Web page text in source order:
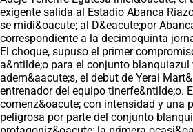
exigente salida al Estadio Abanca
se midi&oacute; al D&eacute;por
correspondiente a la decimoquinta
El choque, supuso el primer
a&ntilde;o para el conjunto blanquiazul
adem&aacute;s, el debut de Yerai
entrenador del equipo tinerfe&ntilde;o.
comenz&oacute; con intensidad y una
peligrosa por parte del conjunto